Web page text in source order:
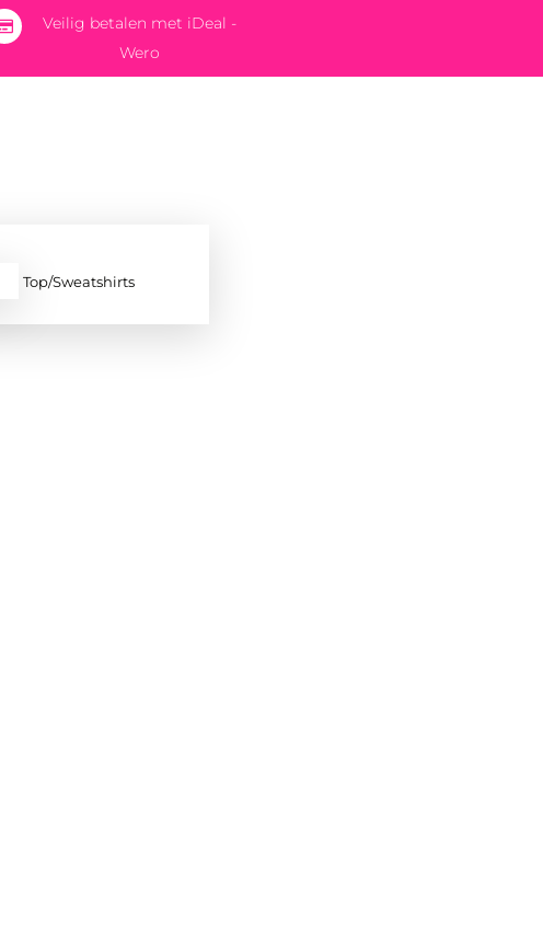
Veilig betalen met iDeal -
Wero
Top/Sweatshirts